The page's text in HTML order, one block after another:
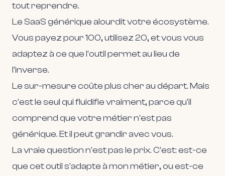
tout reprendre.
Le SaaS générique alourdit votre écosystème.
Vous payez pour 100, utilisez 20, et vous vous
adaptez à ce que l'outil permet au lieu de
l'inverse.
Le sur-mesure coûte plus cher au départ. Mais
c'est le seul qui fluidifie vraiment, parce qu'il
comprend que votre métier n'est pas
générique. Et il peut grandir avec vous.
La vraie question n'est pas le prix. C'est: est-ce
que cet outil s'adapte à mon métier, ou est-ce